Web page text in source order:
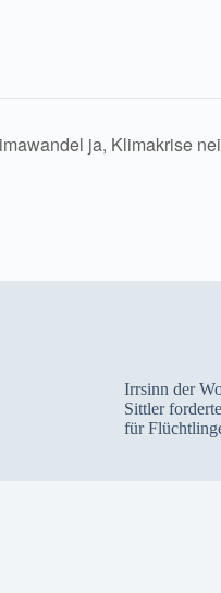
ja, Klimakrise
Irrsinn der
Sittler
für